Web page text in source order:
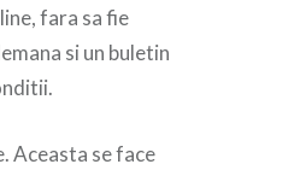
fara sa fie
si un buletin
Aceasta se face